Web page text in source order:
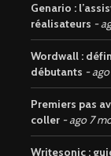
Genario :
réalisateurs
Wordwall :
débutants
Premiers pas
coller
ago 7
Writesonic :